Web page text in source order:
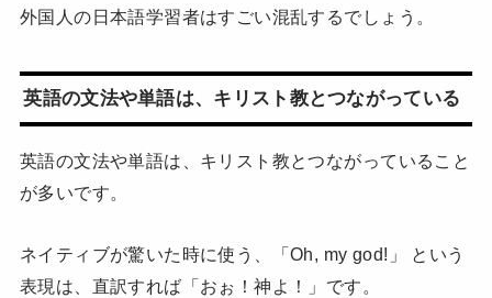
外国人の日本語学習者はすごい混乱するでしょう。
英語の文法や単語は、キリスト教とつながっている
英語の文法や単語は、キリスト教とつながっていること
が多いです。
ネイティブが驚いた時に使う、「Oh, my god!」 という
表現は、直訳すれば「おぉ！神よ！」です。